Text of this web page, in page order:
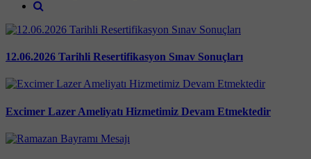
12.06.2026 Tarihli Resertifikasyon Sınav Sonuçları
Excimer Lazer Ameliyatı Hizmetimiz Devam Etmektedir